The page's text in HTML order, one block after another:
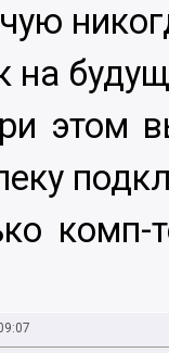
на
этом
комп-